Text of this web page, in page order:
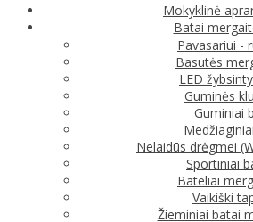
Mokyklinė
Batai
Pavasariui -
Basutės
LED
Guminės
Guminiai
Nelaidūs drėgmei
Sportiniai
Bateliai
Vaikiški
Žieminiai batai